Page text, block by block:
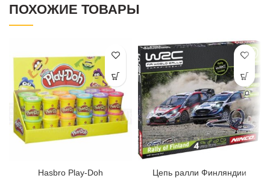
ПОХОЖИЕ ТОВАРЫ
Hasbro Play-Doh Цепь ралли Финляндии